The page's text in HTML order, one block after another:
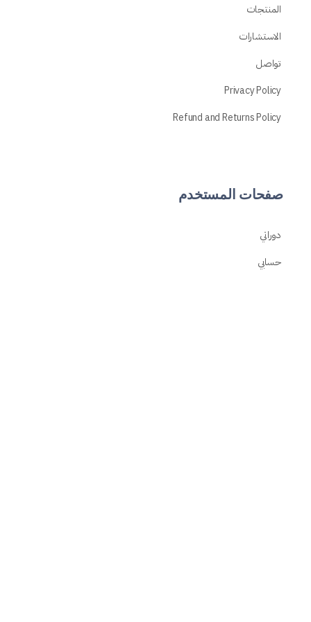
المنتجات
الاستشارات
تواصل
Privacy Policy
Refund and Returns Policy
صفحات المستخدم
دوراتي
حسابي